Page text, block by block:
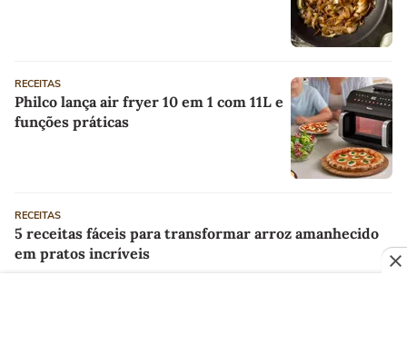
RECEITAS
Philco lança air fryer 10 em 1 com 11L e
funções práticas
RECEITAS
5 receitas fáceis para transformar arroz amanhecido
em pratos incríveis